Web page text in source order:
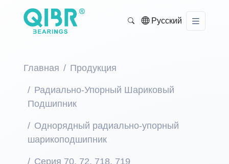
Русский
Главная Продукция
Радиально-Упорный Шариковый
Подшипник
Однорядный радиально-упорный
шарикоподшипник
Серия 70. 72. 718. 719